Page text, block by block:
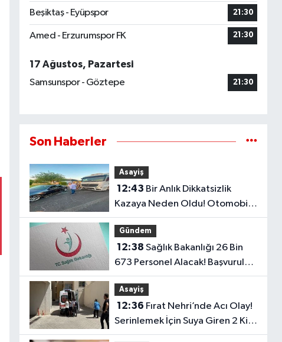
Beşiktaş - Eyüpspor 21:30
Amed - Erzurumspor FK 21:30
17 Ağustos, Pazartesi
Samsunspor - Göztepe
21:30
Son Haberler
Asayiş
12:43
Kazaya Neden Oldu! Otomobil
Tırla Birlikte Sürüklendi
Gündem
12:38
673 Personel Alacak! Başvurular
İçin Gözler O Tarihte
Asayiş
12:36
Serinlemek İçin Suya Giren 2 Kişi
Hayatını Kaybetti